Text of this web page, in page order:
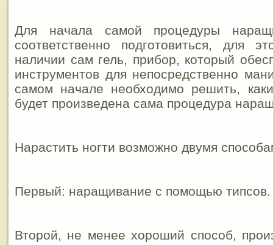
Для начала самой процедуры
соответственно подготовиться, для
наличии сам гель, прибор, который
инструментов для непосредственно
самом начале необходимо решить,
будет произведена сама процедура
Нарастить ногти возможно двумя
Первый: наращивание с помощью типсов.
Второй, не менее хороший способ,